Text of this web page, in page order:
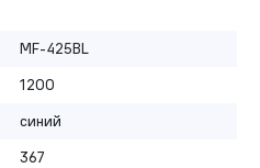
MF-425BL
1200
синий
367